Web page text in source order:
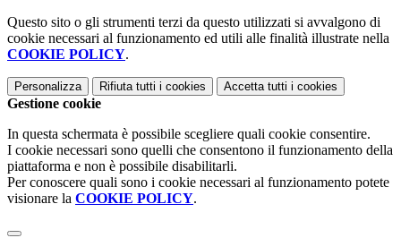
Questo sito o gli strumenti terzi da questo utilizzati si avvalgono di
cookie necessari al funzionamento ed utili alle finalità illustrate nella
COOKIE POLICY.
Personalizza Rifiuta tutti i cookies Accetta tutti i cookies
Gestione cookie
In questa schermata è possibile scegliere quali cookie consentire.
I cookie necessari sono quelli che consentono il funzionamento della
piattaforma e non è possibile disabilitarli.
Per conoscere quali sono i cookie necessari al funzionamento potete
visionare la COOKIE POLICY.